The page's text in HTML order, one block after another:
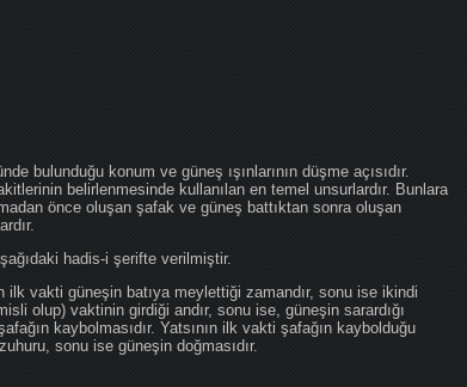
bulunduğu konum ve güneş ışınlarının düşme açısıdır.
belirlenmesinde kullanılan en temel unsurlardır. Bunlara
önce oluşan şafak ve güneş battıktan sonra oluşan
hadis-i şerifte verilmiştir.
ilk vakti güneşin batıya meylettiği zamandır, sonu ise ikindi
olup) vaktinin girdiği andır, sonu ise, güneşin sarardığı
kaybolmasıdır. Yatsının ilk vakti şafağın kaybolduğu
sonu ise güneşin doğmasıdır.